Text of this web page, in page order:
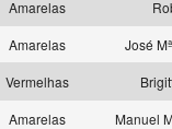
Amarelas
Amarelas
José
Vermelhas
Amarelas
Manuel